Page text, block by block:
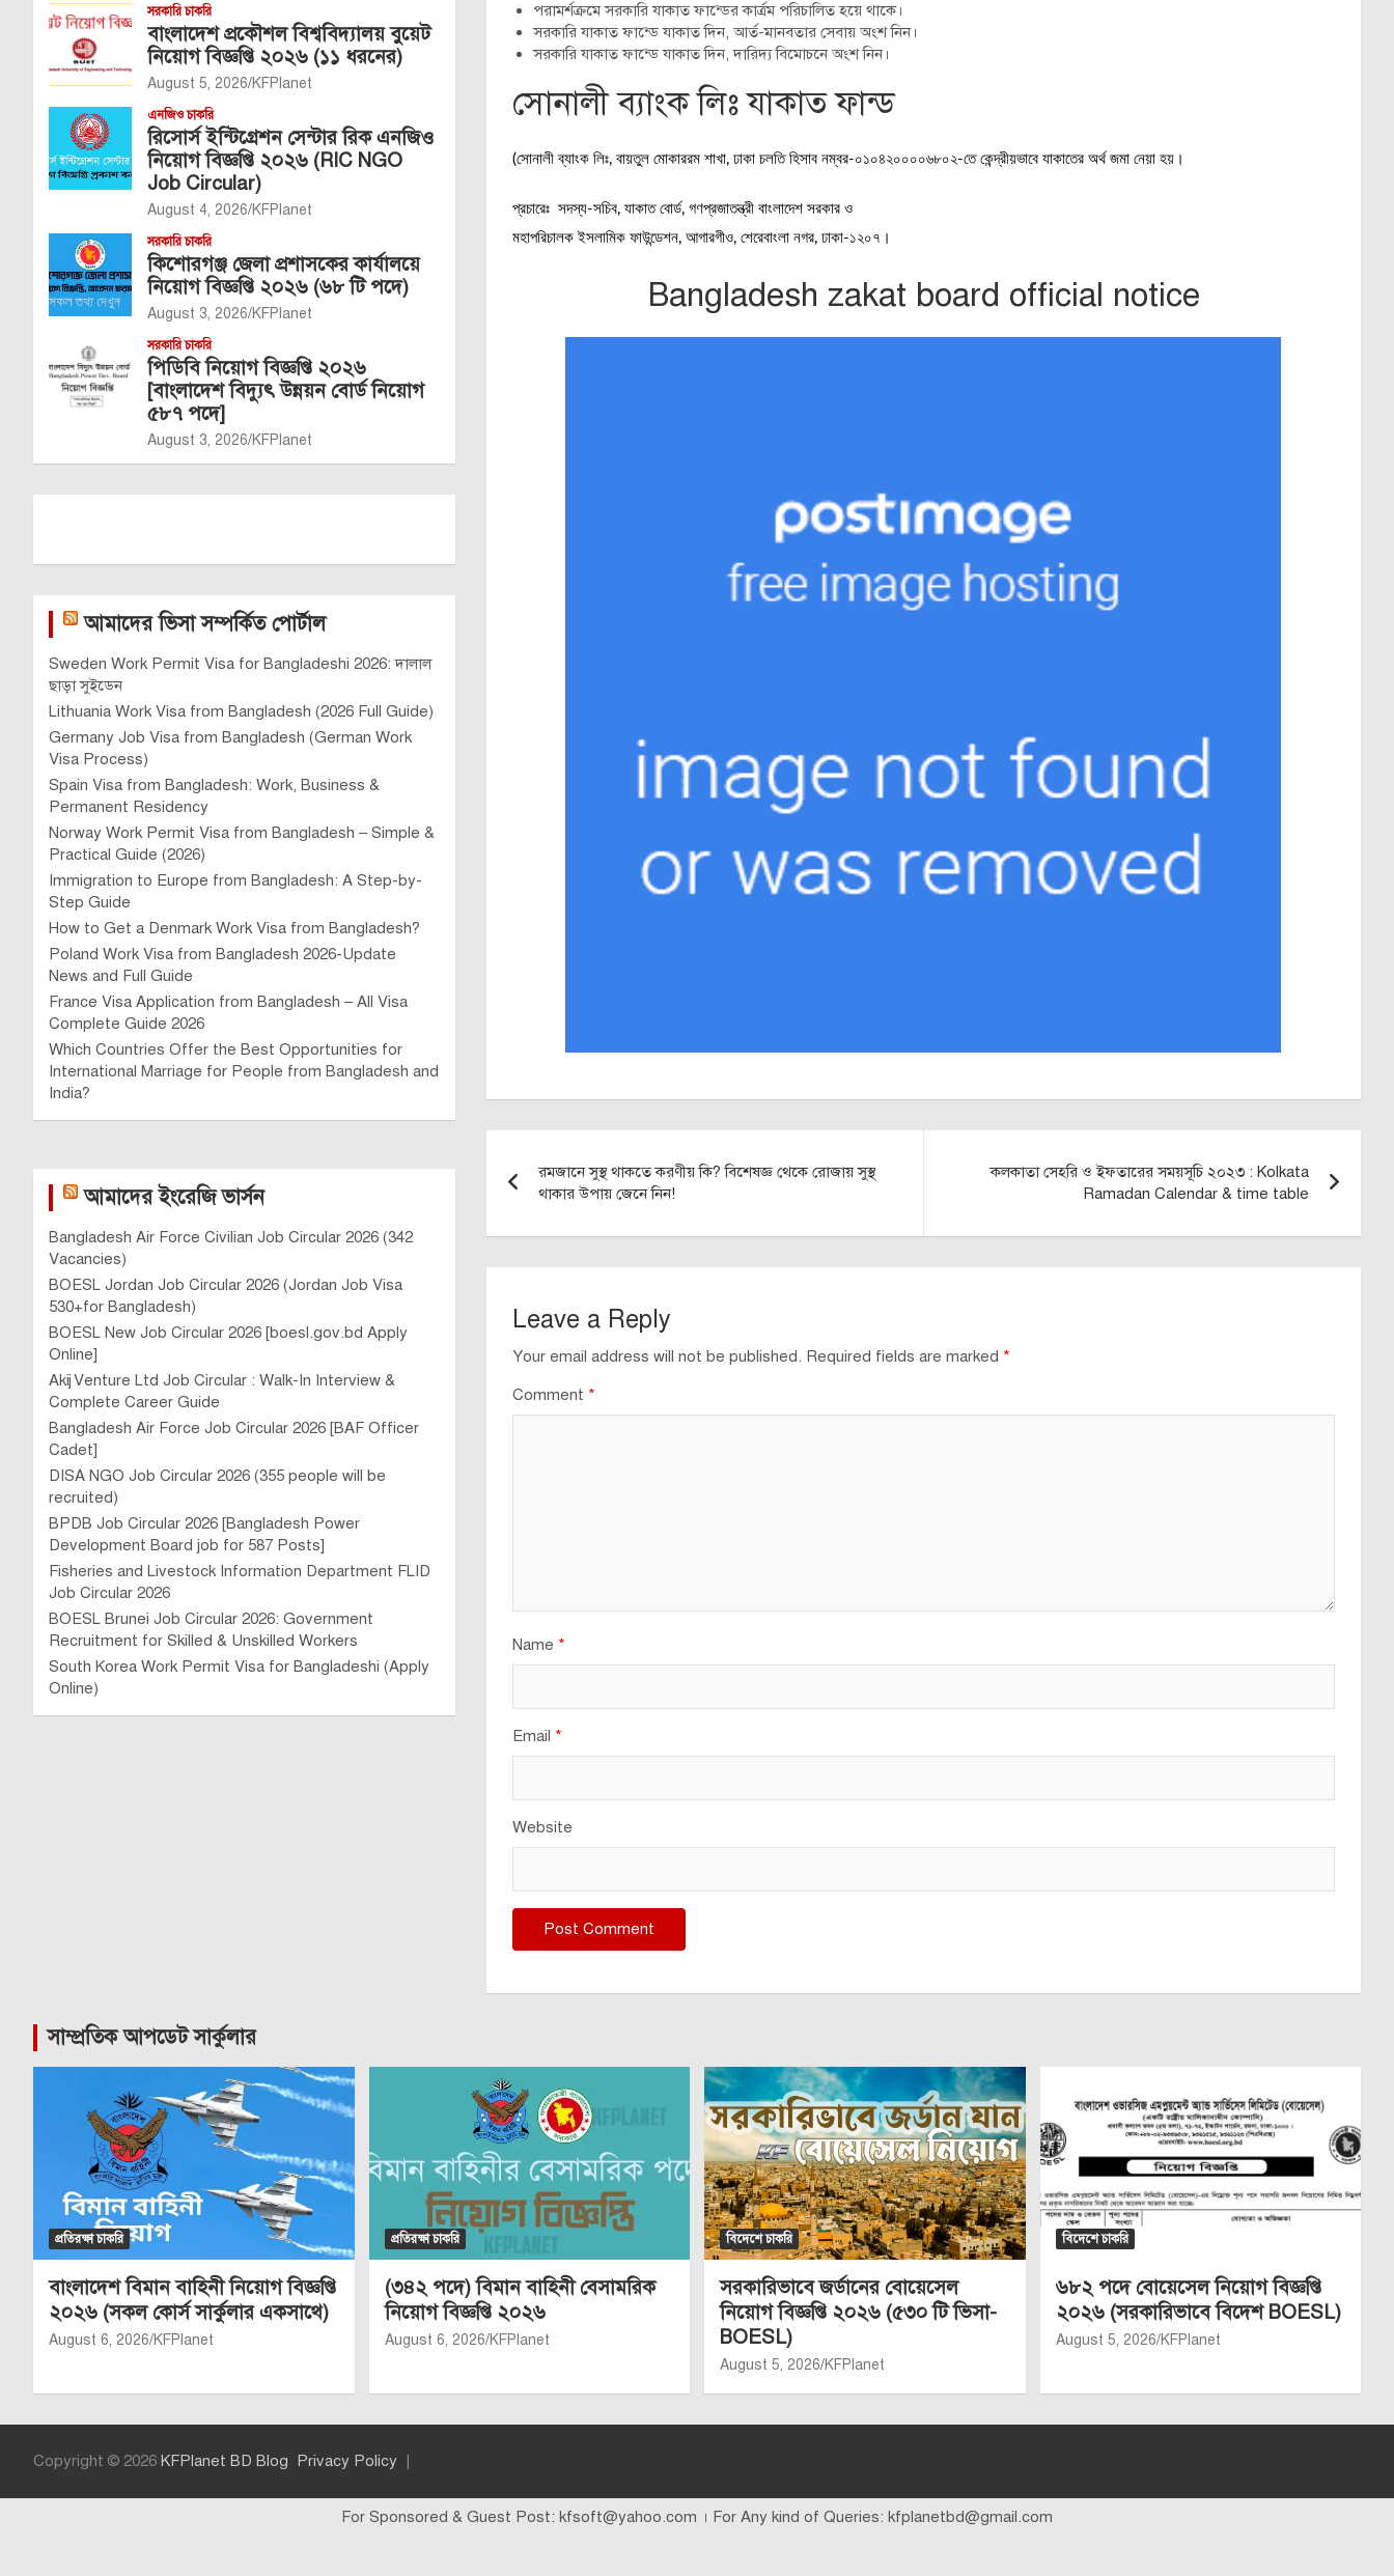
পরামর্শক্রমে সরকারি যাকাত ফান্ডের কার্ত্রম পরিচালিত হয়ে থাকে।
সরকারি যাকাত ফান্ডে যাকাত দিন, আর্ত-মানবতার সেবায় অংশ নিন।
সরকারি যাকাত ফান্ডে যাকাত দিন, দারিদ্য বিমোচনে অংশ নিন।
সোনালী ব্যাংক লিঃ যাকাত ফান্ড
(সোনালী ব্যাংক লিঃ, বায়তুল মোকাররম শাখা, ঢাকা চলতি হিসাব নম্বর-০১০৪২০০০০৬৮০২-তে কেন্দ্রীয়ভাবে যাকাতের অর্থ জমা নেয়া হয়।
প্রচারেঃ সদস্য-সচিব, যাকাত বোর্ড, গণপ্রজাতন্ত্রী বাংলাদেশ সরকার ও
মহাপরিচালক ইসলামিক ফাউন্ডেশন, আগারগীও, শেরেবাংলা নগর, ঢাকা-১২০৭।
Bangladesh zakat board official notice
navigation
রমজানে সুস্থ থাকতে করণীয় কি? বিশেষজ্ঞ থেকে রোজায় সুস্থ
থাকার উপায় জেনে নিন!
কলকাতা সেহরি ও ইফতারের সময়সূচি ২০২৩ : Kolkata
Ramadan Calendar & time table
Leave a Reply
Your email address will not be published. Required fields are marked *
Comment *
Name *
Email *
Website
সরকারি চাকরি
বাংলাদেশ প্রকৌশল বিশ্ববিদ্যালয় বুয়েট
নিয়োগ বিজ্ঞপ্তি ২০২৬ (১১ ধরনের)
August 5, 2026 KFPlanet
এনজিও চাকরি
রিসোর্স ইন্টিগ্রেশন সেন্টার রিক এনজিও
নিয়োগ বিজ্ঞপ্তি ২০২৬ (RIC NGO
Job Circular)
August 4, 2026 KFPlanet
সরকারি চাকরি
কিশোরগঞ্জ জেলা প্রশাসকের কার্যালয়ে
নিয়োগ বিজ্ঞপ্তি ২০২৬ (৬৮ টি পদে)
August 3, 2026 KFPlanet
সরকারি চাকরি
পিডিবি নিয়োগ বিজ্ঞপ্তি ২০২৬
[বাংলাদেশ বিদ্যুৎ উন্নয়ন বোর্ড নিয়োগ
৫৮৭ পদে]
August 3, 2026 KFPlanet
আমাদের ভিসা সম্পর্কিত পোর্টাল
Sweden Work Permit Visa for Bangladeshi 2026: দালাল
ছাড়া সুইডেন
Lithuania Work Visa from Bangladesh (2026 Full Guide)
Germany Job Visa from Bangladesh (German Work
Visa Process)
Spain Visa from Bangladesh: Work, Business &
Permanent Residency
Norway Work Permit Visa from Bangladesh – Simple &
Practical Guide (2026)
Immigration to Europe from Bangladesh: A Step-by-
Step Guide
How to Get a Denmark Work Visa from Bangladesh?
Poland Work Visa from Bangladesh 2026-Update
News and Full Guide
France Visa Application from Bangladesh – All Visa
Complete Guide 2026
Which Countries Offer the Best Opportunities for
International Marriage for People from Bangladesh and
India?
আমাদের ইংরেজি ভার্সন
Bangladesh Air Force Civilian Job Circular 2026 (342
Vacancies)
BOESL Jordan Job Circular 2026 (Jordan Job Visa
530+for Bangladesh)
BOESL New Job Circular 2026 [boesl.gov.bd Apply
Online]
Akij Venture Ltd Job Circular : Walk-In Interview &
Complete Career Guide
Bangladesh Air Force Job Circular 2026 [BAF Officer
Cadet]
DISA NGO Job Circular 2026 (355 people will be
recruited)
BPDB Job Circular 2026 [Bangladesh Power
Development Board job for 587 Posts]
Fisheries and Livestock Information Department FLID
Job Circular 2026
BOESL Brunei Job Circular 2026: Government
Recruitment for Skilled & Unskilled Workers
South Korea Work Permit Visa for Bangladeshi (Apply
Online)
সাম্প্রতিক আপডেট সার্কুলার
প্রতিরক্ষা চাকরি
বাংলাদেশ বিমান বাহিনী নিয়োগ বিজ্ঞপ্তি
২০২৬ (সকল কোর্স সার্কুলার একসাথে)
August 6, 2026 KFPlanet
প্রতিরক্ষা চাকরি
(৩৪২ পদে) বিমান বাহিনী বেসামরিক
নিয়োগ বিজ্ঞপ্তি ২০২৬
August 6, 2026 KFPlanet
বিদেশে চাকরি
সরকারিভাবে জর্ডানের বোয়েসেল
নিয়োগ বিজ্ঞপ্তি ২০২৬ (৫৩০ টি ভিসা-
BOESL)
August 5, 2026 KFPlanet
বিদেশে চাকরি
৬৮২ পদে বোয়েসেল নিয়োগ বিজ্ঞপ্তি
২০২৬ (সরকারিভাবে বিদেশ BOESL)
August 5, 2026 KFPlanet
Copyright © 2026 KFPlanet BD Blog Privacy Policy
For Sponsored & Guest Post: kfsoft@yahoo.com । For Any kind of Queries: kfplanetbd@gmail.com